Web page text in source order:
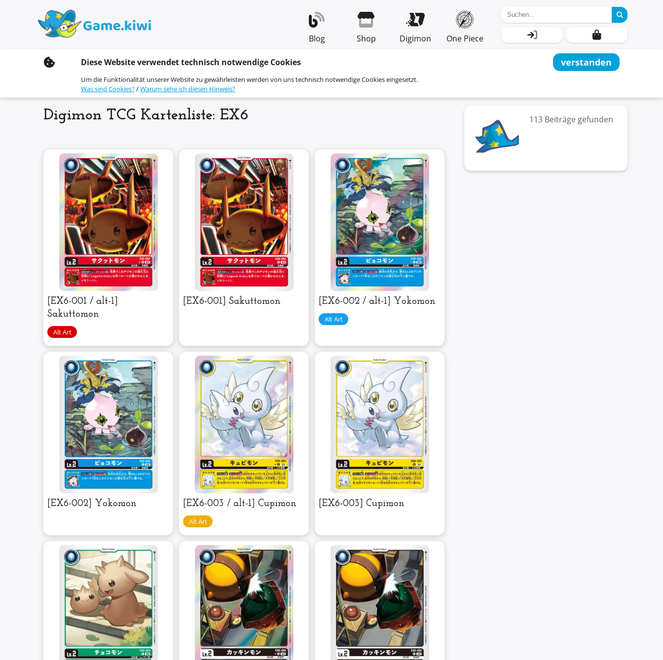
o
Blog Shop Digimon One Piece
Diese Website verwendet technisch notwendige Cookies verstanden
Um die Funktionalität unserer Website zu gewährleisten werden von uns technisch notwendige Cookies eingesetzt.
Was sind Cookies?/Warum sehe ich diesen Hinweis?
Digimon TCG Kartenliste: EX6
[EX6-001 / alt-1]
Sakuttomon
[EX6-001] Sakuttomon [EX6-002 / alt-1] Yokomon
[EX6-002] Yokomon [EX6-003 / alt-1] Cupimon [EX6-003] Cupimon
113 Beiträge gefunden